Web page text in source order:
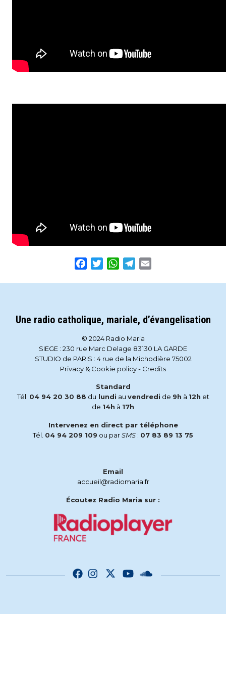
Facebook
TwitterWhatsApp
Telegram
Une radio catholique, mariale, d’évangelisation
© 2024 Radio Maria
SIEGE : 230 rue Marc Delage 83130 LA GARDE
STUDIO de PARIS : 4 rue de la Michodière 75002
Privacy & Cookie policy- Credits
Standard
Tél. 04 94 20 30 88 du lundi au vendredi de 9h à 12h et
de 14h à 17h
Intervenez en direct par téléphone
Tél. 04 94 209 109 ou parSMS : 07 83 89 13 75
Email
accueil@radiomaria.fr
Écoutez Radio Maria sur :